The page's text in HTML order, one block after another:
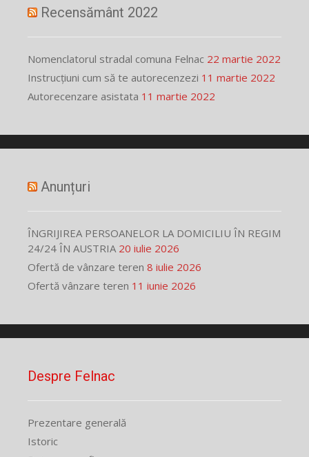
Recensământ 2022
Nomenclatorul stradal comuna Felnac 22 martie 2022
Instrucțiuni cum să te autorecenzezi 11 martie 2022
Autorecenzare asistata 11 martie 2022
Anunțuri
ÎNGRIJIREA PERSOANELOR LA DOMICILIU ÎN REGIM
24/24 ÎN AUSTRIA 20 iulie 2026
Ofertă de vânzare teren 8 iulie 2026
Ofertă vânzare teren 11 iunie 2026
Despre Felnac
Prezentare generală
Istoric